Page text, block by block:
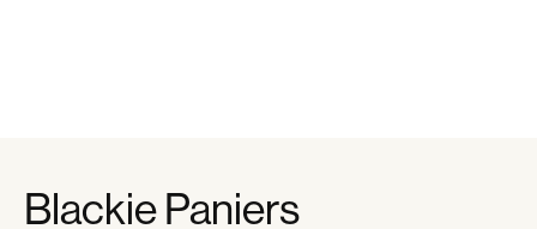
Blackie Paniers